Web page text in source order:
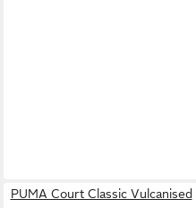
PUMA Court Classic Vulcanised